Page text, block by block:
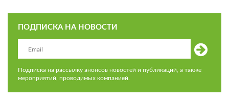
ПОДПИСКА НА НОВОСТИ
Подписка на рассылку анонсов новостей и публикаций, а также
мероприятий, проводимых компанией.